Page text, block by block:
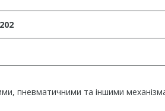
пневматичними та іншими